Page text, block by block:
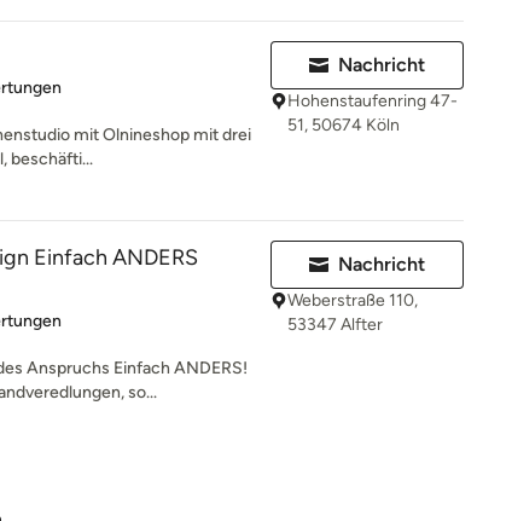
4.9 von 5 Sternen
mit Olnineshop mit drei
beschäfti...
Nachricht
Hohenstaufenring 47-
51, 50674 Köln
Einfach ANDERS
5 von 5 Sternen
Anspruchs Einfach ANDERS!
so...
Nachricht
Weberstraße 110,
53347 Alfter